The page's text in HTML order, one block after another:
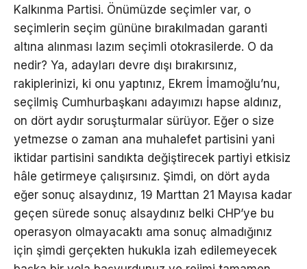
Kalkınma Partisi. Önümüzde seçimler var, o
seçimlerin seçim gününe bırakılmadan garanti
altına alınması lazım seçimli otokrasilerde. O da
nedir? Ya, adayları devre dışı bırakırsınız,
rakiplerinizi, ki onu yaptınız, Ekrem İmamoğlu’nu,
seçilmiş Cumhurbaşkanı adayımızı hapse aldınız,
on dört aydır soruşturmalar sürüyor. Eğer o size
yetmezse o zaman ana muhalefet partisini yani
iktidar partisini sandıkta değiştirecek partiyi etkisiz
hâle getirmeye çalışırsınız. Şimdi, on dört ayda
eğer sonuç alsaydınız, 19 Marttan 21 Mayısa kadar
geçen sürede sonuç alsaydınız belki CHP’ye bu
operasyon olmayacaktı ama sonuç almadığınız
için şimdi gerçekten hukukla izah edilemeyecek